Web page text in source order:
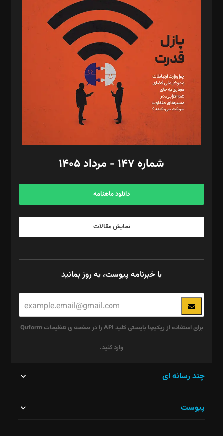
د‌بیر تحریریه آنلاین: بابک نقاش
تحریریه‌: مجتبی محمود‌ی، آرش برهمند، یسنا امان‌پور، سروش کرمیان،
مصطفی مسجدی آرانی، ابوالفضل رجبی، زهرا فکرانه، فائزه فتحی
رستمی،مصطفی باستان
ویرایش: نگار استاد‌‌آقا
طراح یونیفرم: مجید توکلی
فیلمبرداری و عکاسی: امیر شفیعی، مانی لطفی زاده
گرافیک و صفحه‌آرایی: سید‌سبحان‌علی ثابت
مد‌یر توسعه تجاری: کامبیز برید‌
امور مالی: شاپور رهبری، محمد‌ کاظمی‌نیا
آگهی و مشترکین: ۰۹۱۹۹۹۹۰۴۵۴
شماره ۱۴۷ - مرداد ۱۴۰۵
دانلود ماهنامه
نمایش مقالات
با خبرنامه پیوست، به روز بمانید
برای استفاده از ریکپچا بایستی کلید API را در صفحه ی تنظیمات Quform
وارد کنید.
نباید
چند رسانه ای
پیوست